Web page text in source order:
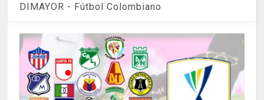
DIMAYOR - Fútbol Colombiano